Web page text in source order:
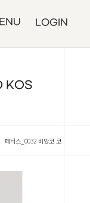
LOGIN
KOS
_0032 비앙코 코